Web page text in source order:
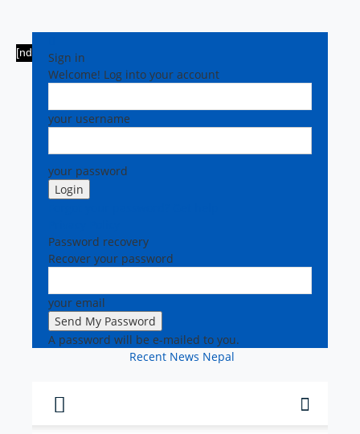
[ndc-today-date]
Sign in
Welcome! Log into your account
your username
your password
Password recovery
Recover your password
your email
A password will be e-mailed to you.
Recent News Nepal